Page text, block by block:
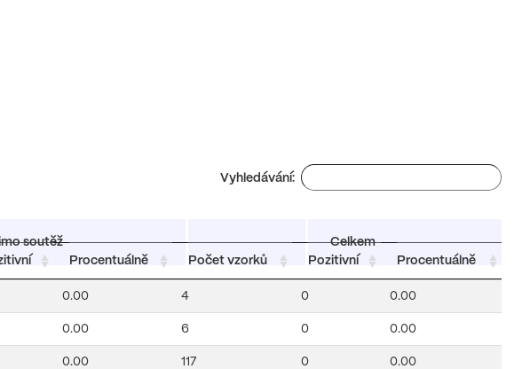
Vyhledávání:
soutěž
Celkem
Procentuálně Počet vzorků Pozitivní Procentuálně
0.00 4 0 0.00
0.00 6 0 0.00
0.00 117 0 0.00